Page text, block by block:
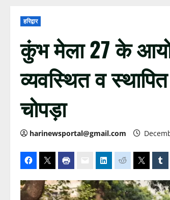
हरिद्वार
कुंभ मेला 27 के
व्यवस्थित व
चोपड़ा
harinewsportal@gmail.com